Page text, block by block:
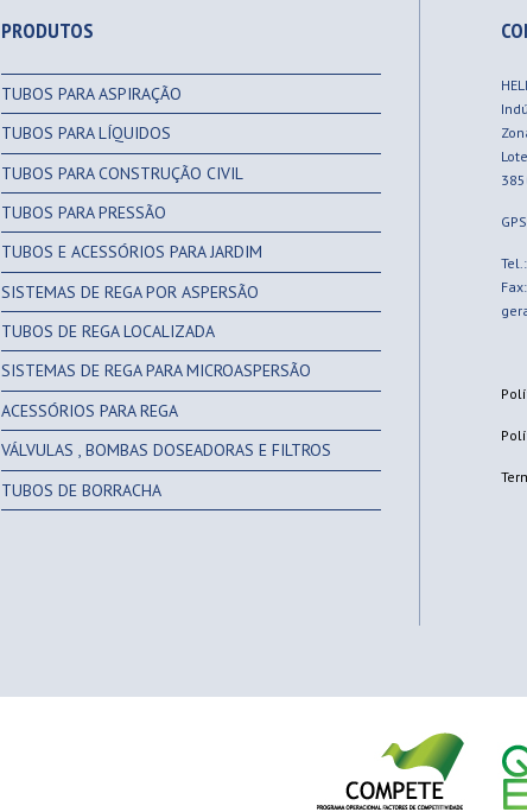
PRODUTOS
TUBOS PARA ASPIRAÇÃO
TUBOS PARA LÍQUIDOS
TUBOS PARA CONSTRUÇÃO CIVIL
TUBOS PARA PRESSÃO
TUBOS E ACESSÓRIOS PARA JARDIM
SISTEMAS DE REGA POR ASPERSÃO
TUBOS DE REGA LOCALIZADA
SISTEMAS DE REGA PARA MICROASPERSÃO
ACESSÓRIOS PARA REGA
VÁLVULAS , BOMBAS DOSEADORAS E FILTROS
TUBOS DE BORRACHA